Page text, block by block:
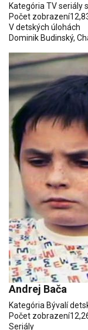
Kategória TV seriály
Počet zobrazení
V detských úlohách
Dominik Budinský,
Andrej Bača
Kategória Bývalí
Počet zobrazení
Seriály